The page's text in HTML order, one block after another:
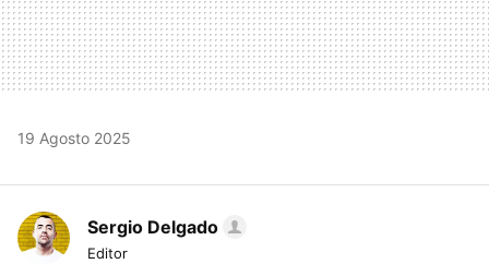
19 Agosto 2025
Sergio Delgado
Editor